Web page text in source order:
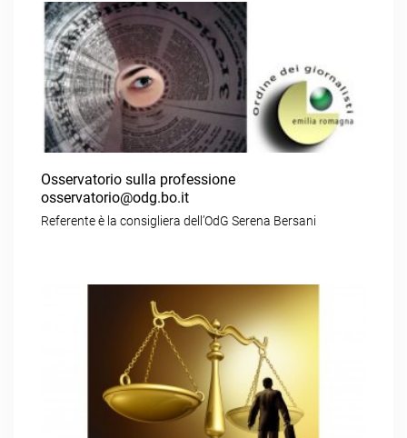
Osservatorio sulla professione
osservatorio@odg.bo.it
Referente è la consigliera dell’OdG Serena Bersani